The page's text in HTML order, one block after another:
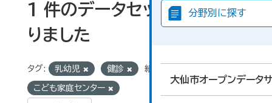
分野別に探す
大仙市オープンデータ
1 件のデータセットが見つか
りました
タグ: 乳幼児 健診 組織:
こども家庭センター